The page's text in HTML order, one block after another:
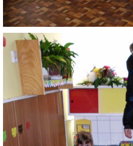
AKTUALIZAČNÉ VZDELÁVANIE
ZÁBAVNÉ UČENIE DOMA
VIDEO ALBUM
COVID-19